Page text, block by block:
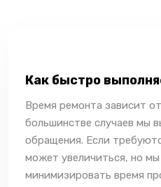
Как быстро
Время ремонта зависит
большинстве случаев мы
обращения. Если
может увеличиться, но мы
минимизировать время